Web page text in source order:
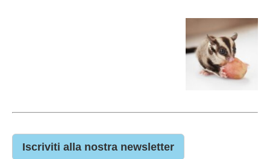
Iscriviti alla nostra newsletter